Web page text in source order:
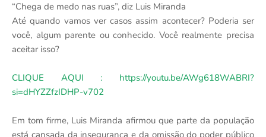
“Chega de medo nas ruas”, diz Luis Miranda
Até quando vamos ver casos assim acontecer? Poderia ser
você, algum parente ou conhecido. Você realmente precisa
aceitar isso?
CLIQUE AQUI : https://youtu.be/AWg618WABRI?
si=dHYZZfzIDHP-v702
Em tom firme, Luis Miranda afirmou que parte da população